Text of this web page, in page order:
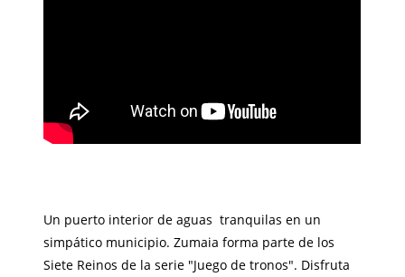
Un puerto interior de aguas tranquilas en un
simpático municipio. Zumaia forma parte de los
Siete Reinos de la serie "Juego de tronos". Disfruta